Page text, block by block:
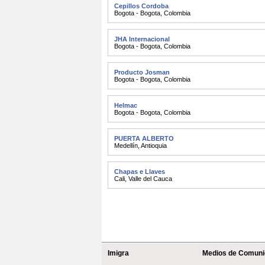
Cepillos Cordoba
Bogota - Bogota Colombia
JHA Internacional
Bogota - Bogota Colombia
Producto Josman
Bogota - Bogota Colombia
Helmac
Bogota - Bogota Colombia
PUERTA ALBERTO
Medellín Antioquia
Chapas e Llaves
Cali Valle del Cauca
Imigra Medios de